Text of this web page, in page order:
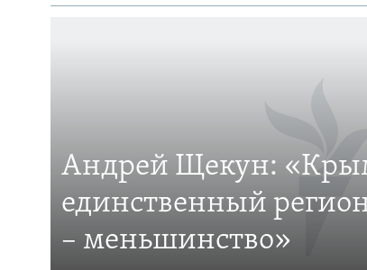
Андрей Щекун:
единственный
– меньшинство»